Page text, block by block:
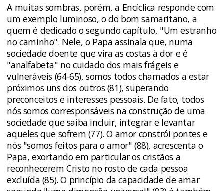
A muitas sombras, porém, a Encíclica responde com
um exemplo luminoso, o do bom samaritano, a
quem é dedicado o segundo capítulo, "Um estranho
no caminho". Nele, o Papa assinala que, numa
sociedade doente que vira as costas à dor e é
"analfabeta" no cuidado dos mais frágeis e
vulneráveis (64-65), somos todos chamados a estar
próximos uns dos outros (81), superando
preconceitos e interesses pessoais. De fato, todos
nós somos corresponsáveis na construção de uma
sociedade que saiba incluir, integrar e levantar
aqueles que sofrem (77). O amor constrói pontes e
nós "somos feitos para o amor" (88), acrescenta o
Papa, exortando em particular os cristãos a
reconhecerem Cristo no rosto de cada pessoa
excluída (85). O princípio da capacidade de amar